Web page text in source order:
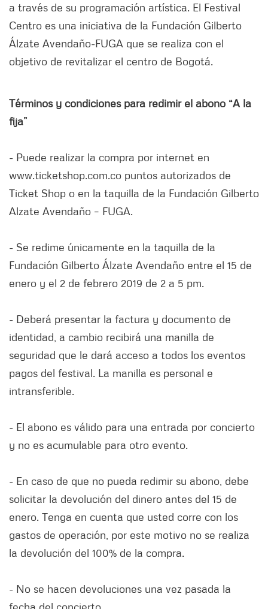
a través de su programación artística. El Festival
Centro es una iniciativa de la Fundación Gilberto
Álzate Avendaño-FUGA que se realiza con el
objetivo de revitalizar el centro de Bogotá.
Términos y condiciones para redimir el abono “A la
fija”
- Puede realizar la compra por internet en
www.ticketshop.com.co puntos autorizados de
Ticket Shop o en la taquilla de la Fundación Gilberto
Alzate Avendaño – FUGA.
- Se redime únicamente en la taquilla de la
Fundación Gilberto Álzate Avendaño entre el 15 de
enero y el 2 de febrero 2019 de 2 a 5 pm.
- Deberá presentar la factura y documento de
identidad, a cambio recibirá una manilla de
seguridad que le dará acceso a todos los eventos
pagos del festival. La manilla es personal e
intransferible.
- El abono es válido para una entrada por concierto
y no es acumulable para otro evento.
- En caso de que no pueda redimir su abono, debe
solicitar la devolución del dinero antes del 15 de
enero. Tenga en cuenta que usted corre con los
gastos de operación, por este motivo no se realiza
la devolución del 100% de la compra.
- No se hacen devoluciones una vez pasada la